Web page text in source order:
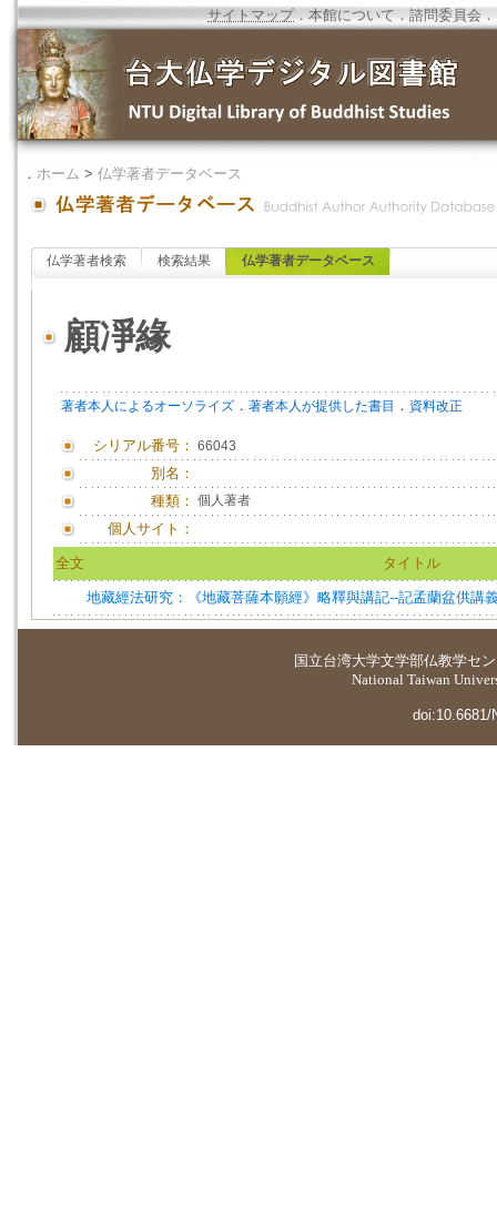
サイトマップ．本館について ．諮問委員会 ．
． ホーム > 仏学著者データベース
仏学著者検索 検索結果 仏学著者データベース
顧凈緣
著者本人によるオーソライズ ． 著者本人が提供した書目 ． 資料改正
シリアル番号： 66043
別名：
種類： 個人著者
個人サイト：
全文 タイトル
地藏經法研究：《地藏菩薩本願經》略釋與講記--記孟蘭盆供講
国立台湾大学文学部仏教学セ
National Taiwan
doi:10.6681/